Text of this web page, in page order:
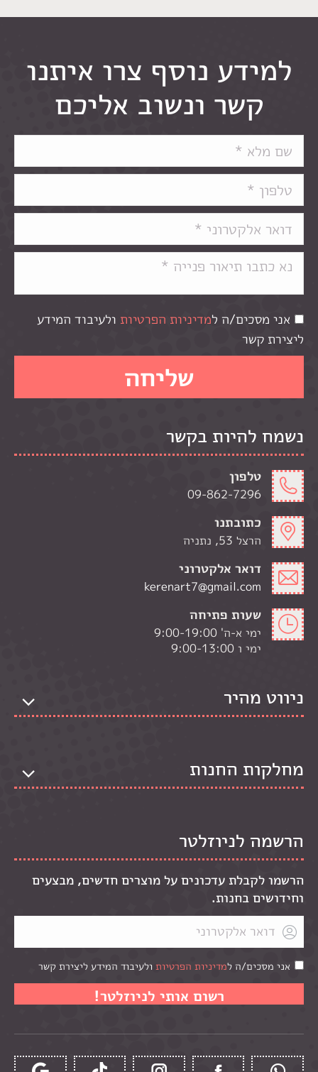
למידע נוסף צרו איתנו
קשר ונשוב אליכם
אני מסכים/ה למדיניות הפרטיות ולעיבוד המידע
ליצירת קשר
נשמח להיות בקשר
טלפון
09-862-7296
כתובתנו
הרצל 53, נתניה
דואר אלקטרוני
kerenart7@gmail.com
שעות פתיחה
ימי א-ה' 9:00-19:00
ימי ו 9:00-13:00
ניווט מהיר
מחלקות החנות
הרשמה לניוזלטר
הרשמו לקבלת עדכונים על מוצרים חדשים, מבצעים
וחידושים בחנות.
אני מסכים/ה למדיניות הפרטיות ולעיבוד המידע ליצירת קשר